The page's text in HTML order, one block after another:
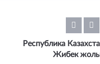
Республика
Жибек